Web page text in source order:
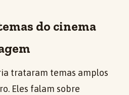
do cinema
trataram temas amplos
Eles falam sobre